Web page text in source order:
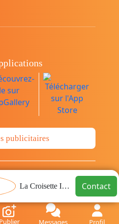
Publier Messages Profil
La Croisette Immo Contact
publicitaires
Cava.tn Limited Tous
sont réservés.